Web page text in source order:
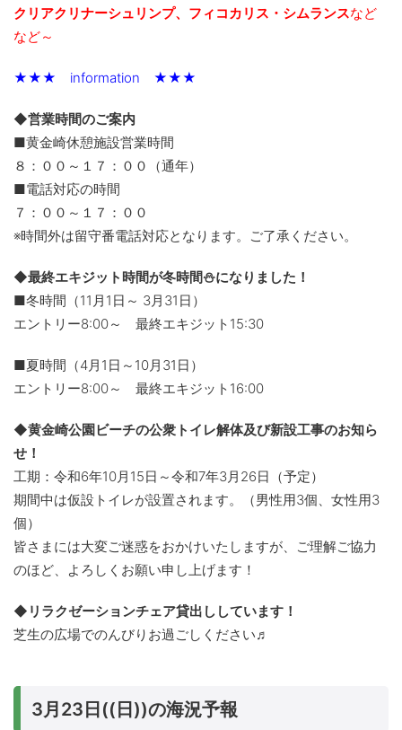
クリアクリナーシュリンプ、フィコカリス・シムランスなど
など～
★★★ information ★★★
◆営業時間のご案内
■黄金崎休憩施設営業時間
８：００～１７：００（通年）
■電話対応の時間
７：００～１７：００
※時間外は留守番電話対応となります。ご了承ください。
◆最終エキジット時間が冬時間⛄になりました！
■冬時間（11月1日～ 3月31日）
エントリー8:00～ 最終エキジット15:30
■夏時間（4月1日～10月31日）
エントリー8:00～ 最終エキジット16:00
◆黄金崎公園ビーチの公衆トイレ解体及び新設工事のお知ら
せ！
工期：令和6年10月15日～令和7年3月26日（予定）
期間中は仮設トイレが設置されます。（男性用3個、女性用3
個）
皆さまには大変ご迷惑をおかけいたしますが、ご理解ご協力
のほど、よろしくお願い申し上げます！
◆リラクゼーションチェア貸出ししています！
芝生の広場でのんびりお過ごしください♬
3月23日((日))の海況予報